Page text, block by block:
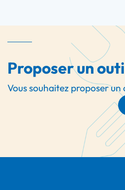
Proposer un
Vous souhaitez proposer un